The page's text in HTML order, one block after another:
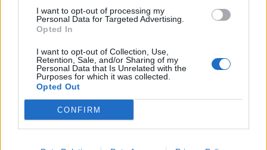
I want to opt-out of processing my
Personal Data for Targeted Advertising.
Opted In
I want to opt-out of Collection, Use,
Retention, Sale, and/or Sharing of my
Personal Data that Is Unrelated with the
Purposes for which it was collected.
Opted Out
CONFIRM
«Είναι αυτοί πουήξερες από τότε που ήσουν στο
νηπιαγωγείο και κρατούσες πάντα επαφή, και
ακόμα κι αν πάνε στην Αυστραλία και τους δεις
μόνο μια φορά το χρόνο, μπορείς να βρεις αυτή τη
φιλία ακριβώς σε εκείνο το σημείο εκείνο που την
την τελευταία φορά σαν να μην συνέβη
τίποτα.Είναι σαν να έχεις ένα«αυτόματο κιβώτιο